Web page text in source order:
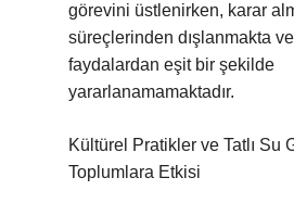
görevini üstlenirken, karar
süreçlerinden dışlanmakta
faydalardan eşit bir şekilde
yararlanamamaktadır.
Kültürel Pratikler ve Tatlı Su
Toplumlara Etkisi